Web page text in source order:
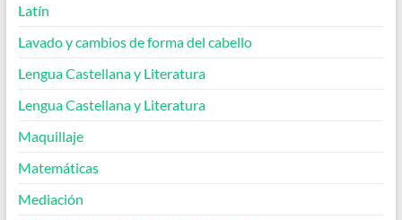
Latín
Lavado y cambios de forma del cabello
Lengua Castellana y Literatura
Lengua Castellana y Literatura
Maquillaje
Matemáticas
Mediación